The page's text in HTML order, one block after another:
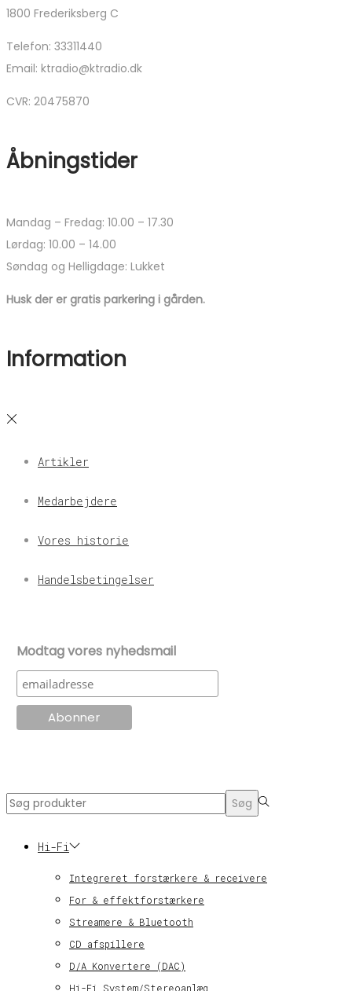
1800 Frederiksberg C
Telefon: 33311440
Email: ktradio@ktradio.dk
CVR: 20475870
Åbningstider
Mandag – Fredag: 10.00 – 17.30
Lørdag: 10.00 – 14.00
Søndag og Helligdage: Lukket
Husk der er gratis parkering i gården.
Information
Artikler
Medarbejdere
Vores historie
Handelsbetingelser
Modtag vores nyhedsmail
Search
Søg
Hi-Fi
Integreret forstærkere & receivere
For & effektforstærkere
Streamere & Bluetooth
CD afspillere
D/A Konvertere (DAC)
Hi-Fi System/Stereoanlæg